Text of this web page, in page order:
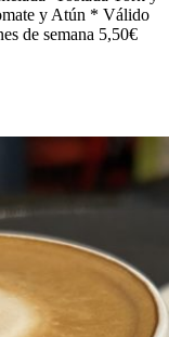
y Atún * Válido
de semana 5,50€